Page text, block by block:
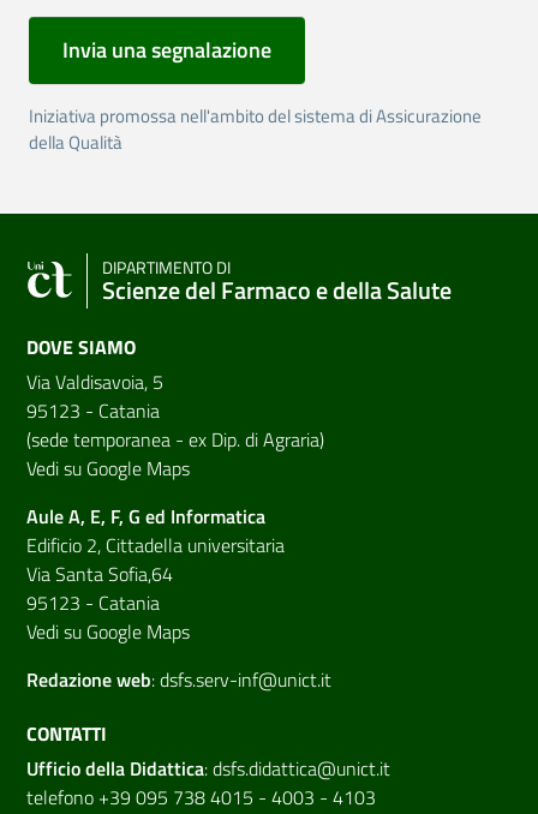
Invia una segnalazione
Iniziativa promossa nell'ambito del sistema di Assicurazione
della Qualità
DIPARTIMENTO DI
Scienze del Farmaco e della Salute
DOVE SIAMO
Via Valdisavoia, 5
95123 - Catania
(sede temporanea - ex Dip. di Agraria)
Vedi su Google Maps
Aule A, E, F, G ed Informatica
Edificio 2, Cittadella universitaria
Via Santa Sofia,64
95123 - Catania
Vedi su Google Maps
Redazione web:dsfs.serv-inf@unict.it
CONTATTI
Ufficio della Didattica:dsfs.didattica@unict.it
telefono +39 095 738 4015 - 4003 - 4103